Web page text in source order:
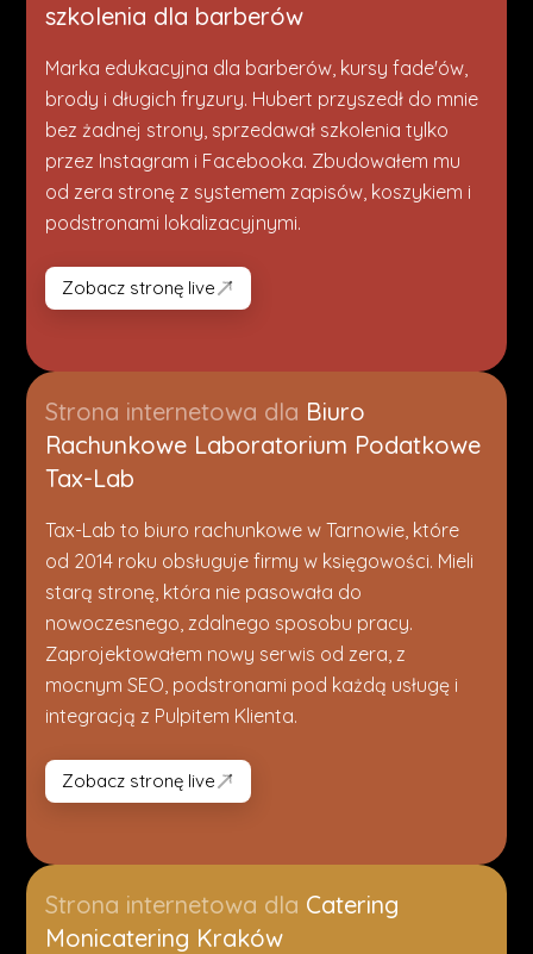
szkolenia dla barberów
Marka edukacyjna dla barberów, kursy fade'ów,
brody i długich fryzury. Hubert przyszedł do mnie
bez żadnej strony, sprzedawał szkolenia tylko
przez Instagram i Facebooka. Zbudowałem mu
od zera stronę z systemem zapisów, koszykiem i
podstronami lokalizacyjnymi.
Zobacz stronę live
Zobacz stronę live
Strona internetowa dla Biuro
Rachunkowe Laboratorium Podatkowe
Tax-Lab
Tax-Lab to biuro rachunkowe w Tarnowie, które
od 2014 roku obsługuje firmy w księgowości. Mieli
starą stronę, która nie pasowała do
nowoczesnego, zdalnego sposobu pracy.
Zaprojektowałem nowy serwis od zera, z
mocnym SEO, podstronami pod każdą usługę i
integracją z Pulpitem Klienta.
Zobacz stronę live
Zobacz stronę live
Strona internetowa dla Catering
Monicatering Kraków